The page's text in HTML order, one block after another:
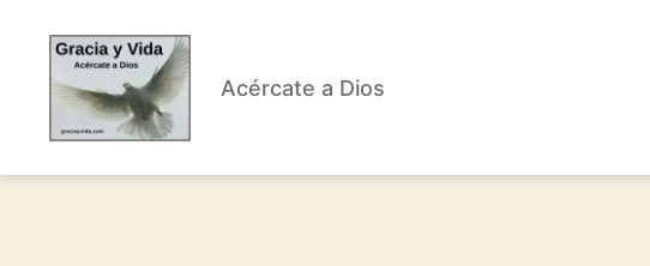
y
Acércate a Dios